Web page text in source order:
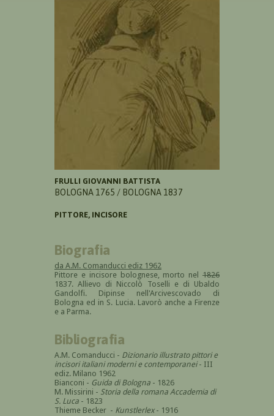
FRULLI GIOVANNI BATTISTA
BOLOGNA 1765 / BOLOGNA 1837
PITTORE, INCISORE
Biografia
da A.M. Comanducci ediz 1962
Pittore e incisore bolognese, morto nel 1826
1837. Allievo di Niccolò Toselli e di Ubaldo
Gandolfi. Dipinse nell'Arcivescovado di
Bologna ed in S. Lucia. Lavorò anche a Firenze
e a Parma.
Bibliografia
A.M. Comanducci - Dizionario illustrato pittori e
incisori italiani moderni e contemporanei- III
ediz. Milano 1962
Bianconi - Guida di Bologna - 1826
M. Missirini - Storia della romana Accademia di
S. Luca - 1823
Thieme Becker - Kunstlerlex- 1916